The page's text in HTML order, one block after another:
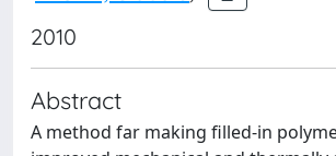
2010
Abstract
A method far making filled-in